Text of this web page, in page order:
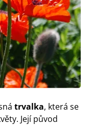
trvalka, která se
Její původ